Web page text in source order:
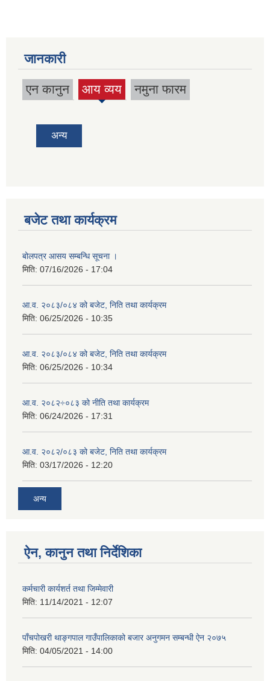
जानकारी
एन कानुन आय व्यय
(active
नमुना फारम
अन्य
बजेट तथा कार्यक्रम
बोलपत्र आसय सम्बन्धि सूचना ।
मिति: 07/16/2026 - 17:04
आ.व. २०८३/०८४ को बजेट, निति तथा कार्यक्रम
मिति: 06/25/2026 - 10:35
आ.व. २०८३/०८४ को बजेट, निति तथा कार्यक्रम
मिति: 06/25/2026 - 10:34
आ.व. २०८२÷०८३ को नीति तथा कार्यक्रम
मिति: 06/24/2026 - 17:31
आ.व. २०८२/०८३ को बजेट, निति तथा कार्यक्रम
मिति: 03/17/2026 - 12:20
अन्य
ऐन, कानुन तथा निर्देशिका
कर्मचारी कार्यशर्त तथा जिम्मेवारी
मिति: 11/14/2021 - 12:07
पाँचपोखरी थाङ्गपाल गाउँपालिकाको बजार अनुगमन सम्बन्धी ऐन २०७५
मिति: 04/05/2021 - 14:00